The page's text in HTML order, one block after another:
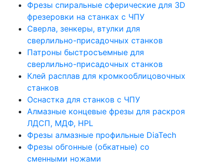
Фрезы спиральные сферические для 3D
фрезеровки на станках с ЧПУ
Сверла, зенкеры, втулки для
сверлильно-присадочных станков
Патроны быстросъемные для
сверлильно-присадочных станков
Клей расплав для кромкооблицовочных
станков
Оснастка для станков с ЧПУ
Алмазные концевые фрезы для раскроя
ЛДСП, МДФ, HPL
Фрезы алмазные профильные DiaTech
Фрезы обгонные (обкатные) со
сменными ножами